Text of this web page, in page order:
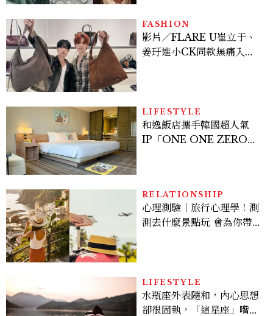
FASHION
影片／FLARE U崔立于、
姜玗進小CK同款無痛入
LIFESTYLE
和逸飯店攜手韓國超人氣
IP「ONE ONE ZERO
RELATIONSHIP
心理測驗｜旅行心理學！測
測去什麼景點玩 會為你帶來
LIFESTYLE
水瓶座外表隨和，內心思想
卻很固執，「這星座」嘴上